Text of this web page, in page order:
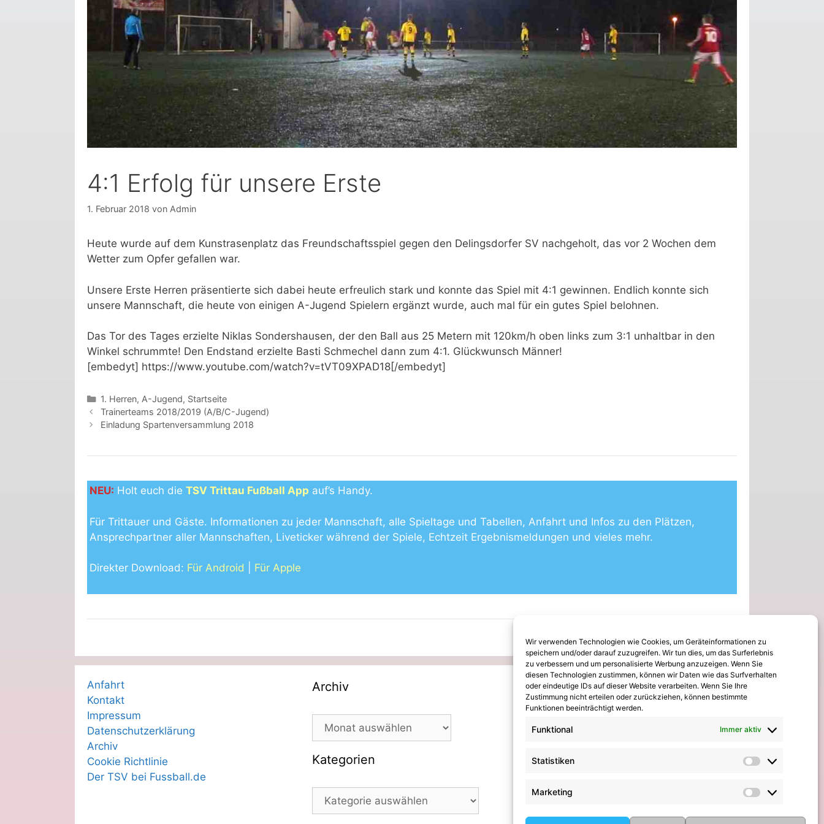
Wir verwenden Technologien wie Cookies, um Geräteinformationen zu
speichern und/oder darauf zuzugreifen. Wir tun dies, um das Surferlebnis
zu verbessern und um personalisierte Werbung anzuzeigen. Wenn Sie
diesen Technologien zustimmen, können wir Daten wie das Surfverhalten
oder eindeutige IDs auf dieser Website verarbeiten. Wenn Sie Ihre
Zustimmung nicht erteilen oder zurückziehen, können bestimmte
Funktionen beeinträchtigt werden.
Funktional Immer aktiv
Statistiken
Statistiken
Marketing
Marketing
4:1 Erfolg für unsere Erste
1. Februar 2018 von Admin
Heute wurde auf dem Kunstrasenplatz das Freundschaftsspiel gegen den Delingsdorfer SV nachgeholt, das vor 2 Wochen dem
Wetter zum Opfer gefallen war.
Unsere Erste Herren präsentierte sich dabei heute erfreulich stark und konnte das Spiel mit 4:1 gewinnen. Endlich konnte sich
unsere Mannschaft, die heute von einigen A-Jugend Spielern ergänzt wurde, auch mal für ein gutes Spiel belohnen.
Das Tor des Tages erzielte Niklas Sondershausen, der den Ball aus 25 Metern mit 120km/h oben links zum 3:1 unhaltbar in den
Winkel schrummte! Den Endstand erzielte Basti Schmechel dann zum 4:1. Glückwunsch Männer!
[embedyt] https://www.youtube.com/watch?v=tVT09XPAD18[/embedyt]
Kategorien
1. Herren, A-Jugend, Startseite
Trainerteams 2018/2019 (A/B/C-Jugend)
Einladung Spartenversammlung 2018
NEU: Holt euch die TSV Trittau Fußball App auf’s Handy.
Für Trittauer und Gäste. Informationen zu jeder Mannschaft, alle Spieltage und Tabellen, Anfahrt und Infos zu den Plätzen,
Ansprechpartner aller Mannschaften, Liveticker während der Spiele, Echtzeit Ergebnismeldungen und vieles mehr.
Direkter Download: Für Android Für Apple
Anfahrt
Kontakt
Impressum
Datenschutzerklärung
Archiv
Cookie Richtlinie
Der TSV bei Fussball.de
Archiv
Archiv
Kategorien
Kategorien
Kommentare
Trittau startet in die Vorbereitung
Ein paar Worte zum Abschied
beeindruckende Erfolgsserie fort